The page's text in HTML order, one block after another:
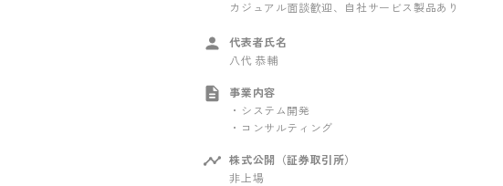
カジュアル面談歓迎、自社サービス製品あり
代表者氏名
八代 恭輔
事業内容
・システム開発
・コンサルティング
株式公開（証券取引所）
非上場